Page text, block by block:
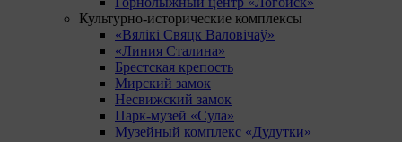
Культурно-исторические комплексы
«Вялікі Свяцк Валовічаў»
«Линия Сталина»
Брестская крепость
Мирский замок
Несвижский замок
Парк-музей «Сула»
Музейный комплекс «Дудутки»